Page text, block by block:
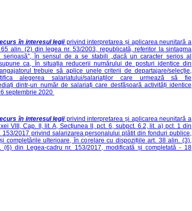
în interesul legiiprivind interpretarea și aplicarea neunitară a
alin. (2) din legea nr. 53/2003, republicată, referitor la sintagma
serioasă”, în sensul de a se stabili „dacă un caracter serios al
ca, în situația reducerii numărului de posturi identice din
trebuie să aplice unele criterii de departajare/selecție,
alegerea salariatului/salariaților care urmează să fie
dintr-un număr de salariați care desfășoară activități identice
septembrie 2020
în interesul legiiprivind interpretarea și aplicarea neunitară a
VIII, Cap. II, lit. A, Secțiunea II, pct. 6, subpct. 6.2, lit. a) pct. 1 din
153/2017 privind salarizarea personalului plătit din fonduri publice,
completările ulterioare, în corelare cu dispozițiile art. 38 alin. (3),
din Legea-cadru nr. 153/2017, modificată și completată - 18